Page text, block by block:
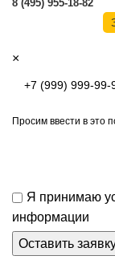
8 (495) 955-18-82
×
Просим ввести в это
Я принимаю
информации